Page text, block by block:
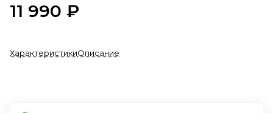
11 990 ₽
ХарактеристикиОписание